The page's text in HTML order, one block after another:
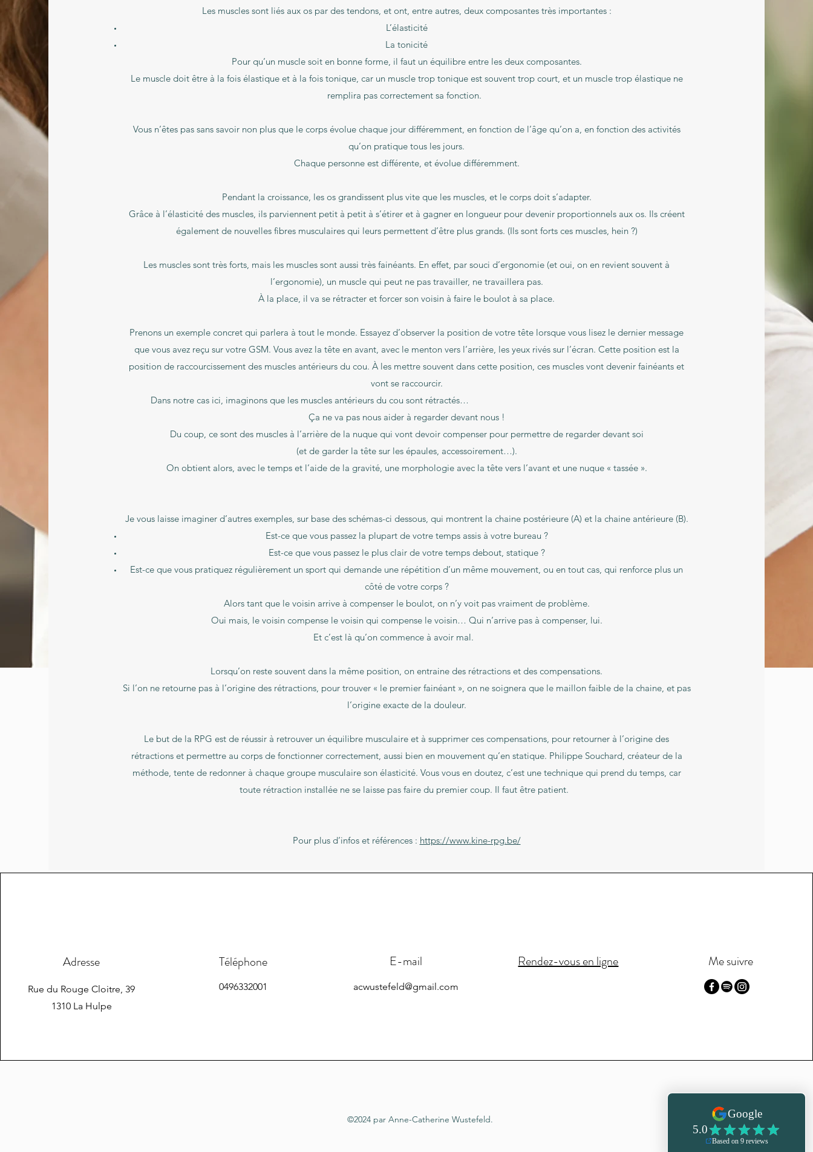
Les muscles sont liés aux os par des tendons, et ont, entre autres, deux composantes très importantes :
L’élasticité
La tonicité
Pour qu’un muscle soit en bonne forme, il faut un équilibre entre les deux composantes.
Le muscle doit être à la fois élastique et à la fois tonique, car un muscle trop tonique est souvent trop court, et un muscle trop élastique ne
remplira pas correctement sa fonction.
Vous n’êtes pas sans savoir non plus que le corps évolue chaque jour différemment, en fonction de l’âge qu’on a, en fonction des activités
qu’on pratique tous les jours.
Chaque personne est différente, et évolue différemment.
Pendant la croissance, les os grandissent plus vite que les muscles, et le corps doit s’adapter.
Grâce à l’élasticité des muscles, ils parviennent petit à petit à s’étirer et à gagner en longueur pour devenir proportionnels aux os. Ils créent
également de nouvelles fibres musculaires qui leurs permettent d’être plus grands. (Ils sont forts ces muscles, hein ?)
Les muscles sont très forts, mais les muscles sont aussi très fainéants. En effet, par souci d’ergonomie (et oui, on en revient souvent à
l’ergonomie), un muscle qui peut ne pas travailler, ne travaillera pas.
À la place, il va se rétracter et forcer son voisin à faire le boulot à sa place.
Prenons un exemple concret qui parlera à tout le monde. Essayez d’observer la position de votre tête lorsque vous lisez le dernier message
que vous avez reçu sur votre GSM. Vous avez la tête en avant, avec le menton vers l’arrière, les yeux rivés sur l’écran. Cette position est la
position de raccourcissement des muscles antérieurs du cou. À les mettre souvent dans cette position, ces muscles vont devenir fainéants et
vont se raccourcir.
Dans notre cas ici, imaginons que les muscles antérieurs du cou sont rétractés…
Ça ne va pas nous aider à regarder devant nous !
Du coup, ce sont des muscles à l’arrière de la nuque qui vont devoir compenser pour permettre de regarder devant soi
(et de garder la tête sur les épaules, accessoirement…).
On obtient alors, avec le temps et l’aide de la gravité, une morphologie avec la tête vers l’avant et une nuque « tassée ».
Je vous laisse imaginer d’autres exemples, sur base des schémas-ci dessous, qui montrent la chaine postérieure (A) et la chaine antérieure (B).
Est-ce que vous passez la plupart de votre temps assis à votre bureau ?
Est-ce que vous passez le plus clair de votre temps debout, statique ?
Est-ce que vous pratiquez régulièrement un sport qui demande une répétition d’un même mouvement, ou en tout cas, qui renforce plus un
côté de votre corps ?
Alors tant que le voisin arrive à compenser le boulot, on n’y voit pas vraiment de problème.
Oui mais, le voisin compense le voisin qui compense le voisin… Qui n’arrive pas à compenser, lui.
Et c’est là qu’on commence à avoir mal.
Lorsqu’on reste souvent dans la même position, on entraine des rétractions et des compensations.
Si l’on ne retourne pas à l’origine des rétractions, pour trouver « le premier fainéant », on ne soignera que le maillon faible de la chaine, et pas
l’origine exacte de la douleur.
Le but de la RPG est de réussir à retrouver un équilibre musculaire et à supprimer ces compensations, pour retourner à l’origine des
rétractions et permettre au corps de fonctionner correctement, aussi bien en mouvement qu’en statique. Philippe Souchard, créateur de la
méthode, tente de redonner à chaque groupe musculaire son élasticité. Vous vous en doutez, c’est une technique qui prend du temps, car
toute rétraction installée ne se laisse pas faire du premier coup. Il faut être patient.
Pour plus d’infos et références : https://www.kine-rpg.be/
Adresse
Rue du Rouge Cloitre, 39
1310 La Hulpe
Téléphone
0496332001
E-mail
acwustefeld@gmail.com
Rendez-vous en ligne Me suivre
©2024par Anne-Catherine Wustefeld.